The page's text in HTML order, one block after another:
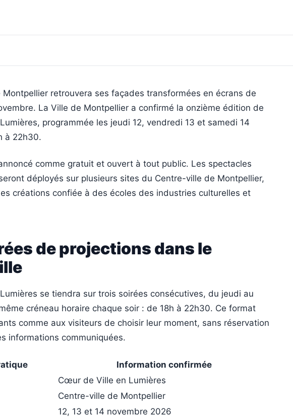
retrouvera ses façades transformées en écrans de
La Ville de Montpellier a confirmé la onzième édition de
programmée les jeudi 12, vendredi 13 et samedi 14
à 22h30.
comme gratuit et ouvert à tout public. Les spectacles
déployés sur plusieurs sites du Centre-ville de Montpellier,
créations confiée à des écoles des industries culturelles et
de projections dans le
se tiendra sur trois soirées consécutives, du jeudi au
créneau horaire chaque soir : de 18h à 22h30. Ce format
comme aux visiteurs de choisir leur moment, sans réservation
informations communiquées.
Information confirmée
Cœur de Ville en Lumières
Centre-ville de Montpellier
12, 13 et 14 novembre 2026